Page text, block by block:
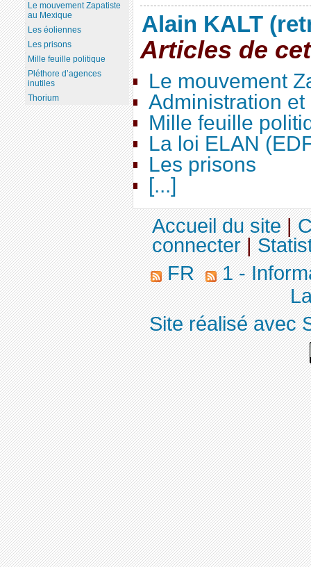
Alain KALT
Articles de
Le mouvement
Administration
Mille feuille
La loi ELAN
Les prisons
[...]
Le mouvement Zapatiste
au Mexique
Les éoliennes
Les prisons
Mille feuille politique
Pléthore d’agences
inutiles
Thorium
Accueil du site|
connecter|
FR
1 -
Site réalisé avec